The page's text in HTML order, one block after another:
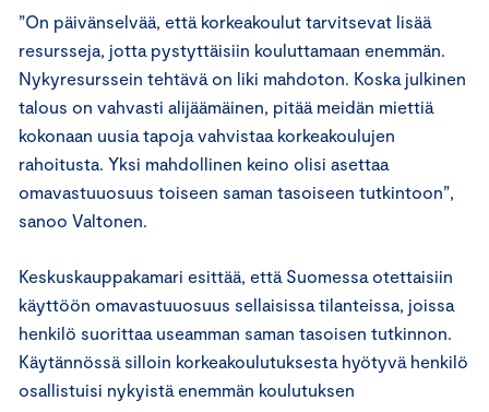
”On päivänselvää, että korkeakoulut tarvitsevat lisää
resursseja, jotta pystyttäisiin kouluttamaan enemmän.
Nykyresurssein tehtävä on liki mahdoton. Koska julkinen
talous on vahvasti alijäämäinen, pitää meidän miettiä
kokonaan uusia tapoja vahvistaa korkeakoulujen
rahoitusta. Yksi mahdollinen keino olisi asettaa
omavastuuosuus toiseen saman tasoiseen tutkintoon”,
sanoo Valtonen.
Keskuskauppakamari esittää, että Suomessa otettaisiin
käyttöön omavastuuosuus sellaisissa tilanteissa, joissa
henkilö suorittaa useamman saman tasoisen tutkinnon.
Käytännössä silloin korkeakoulutuksesta hyötyvä henkilö
osallistuisi nykyistä enemmän koulutuksen